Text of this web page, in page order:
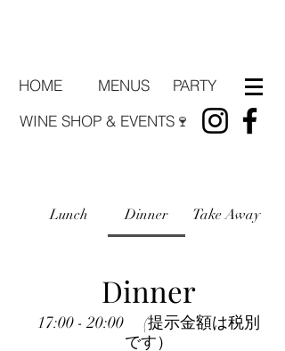
HOME MENUS
PARTY
WINE SHOP & EVENTS🍷
Lunch Dinner Take Away
Dinner
17:00 - 20:00 (提示金額は税別
です）